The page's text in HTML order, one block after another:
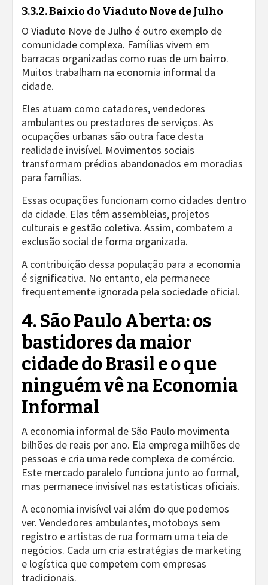
3.3.2. Baixio do Viaduto Nove de Julho
O Viaduto Nove de Julho é outro exemplo de
comunidade complexa. Famílias vivem em
barracas organizadas como ruas de um bairro.
Muitos trabalham na economia informal da
cidade.
Eles atuam como catadores, vendedores
ambulantes ou prestadores de serviços. As
ocupações urbanas são outra face desta
realidade invisível. Movimentos sociais
transformam prédios abandonados em moradias
para famílias.
Essas ocupações funcionam como cidades dentro
da cidade. Elas têm assembleias, projetos
culturais e gestão coletiva. Assim, combatem a
exclusão social de forma organizada.
A contribuição dessa população para a economia
é significativa. No entanto, ela permanece
frequentemente ignorada pela sociedade oficial.
4. São Paulo Aberta: os
bastidores da maior
cidade do Brasil e o que
ninguém vê na Economia
Informal
A economia informal de São Paulo movimenta
bilhões de reais por ano. Ela emprega milhões de
pessoas e cria uma rede complexa de comércio.
Este mercado paralelo funciona junto ao formal,
mas permanece invisível nas estatísticas oficiais.
A economia invisível vai além do que podemos
ver. Vendedores ambulantes, motoboys sem
registro e artistas de rua formam uma teia de
negócios. Cada um cria estratégias de marketing
e logística que competem com empresas
tradicionais.